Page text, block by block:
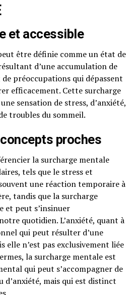
et accessible
être définie comme un état de
d’une accumulation de
préoccupations qui dépassent
efficacement. Cette surcharge
sensation de stress, d’anxiété,
troubles du sommeil.
proches
la surcharge mentale
tels que le stress et
une réaction temporaire à
tandis que la surcharge
et peut s’insinuer
quotidien. L’anxiété, quant à
qui peut résulter d’une
elle n’est pas exclusivement liée
la surcharge mentale est
qui peut s’accompagner de
d’anxiété, mais qui est distinct